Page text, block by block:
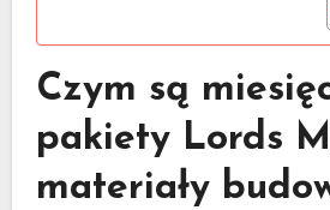
Czym są
pakiety Lords
materiały